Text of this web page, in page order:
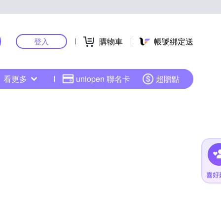
登入 購物車 帳號綁定送
看更多 uniopen 聯名卡 超贈點